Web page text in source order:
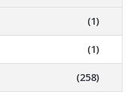
(1)
(1)
(258)